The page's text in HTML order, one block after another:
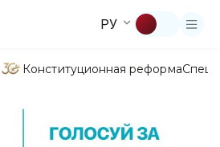
РУ
Конституционная реформа